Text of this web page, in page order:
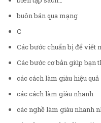
buôn bán qua mạng
C
Các bước chuẩn bị để viết
Các bước cơ bản giúp bạn
các cách làm giàu hiệu quả
các cách làm giàu nhanh
các nghề làm giàu nhanh